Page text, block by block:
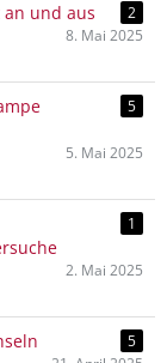
und aus 2
8. Mai 2025
5
5. Mai 2025
1
2. Mai 2025
5